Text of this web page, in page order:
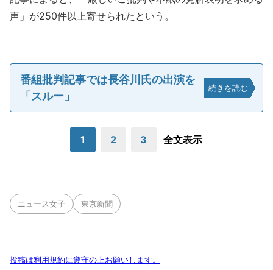
声」が250件以上寄せられたという。
番組批判記事では長谷川氏の出演を
「スルー」
続きを読む
1 2 3 全文表示
ニュース女子 東京新聞